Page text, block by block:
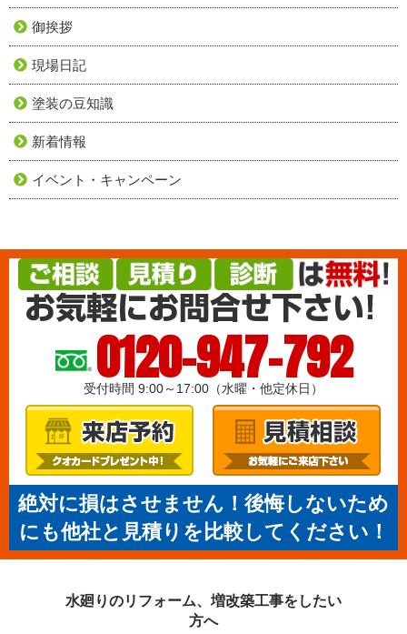
御挨拶
現場日記
塗装の豆知識
新着情報
イベント・キャンペーン
0120-947-792
受付時間 9:00～17:00（水曜・他定休日）
絶対に損はさせません！後悔しないため
にも他社と見積りを比較してください！
水廻りのリフォーム、増改築工事を したい
方へ